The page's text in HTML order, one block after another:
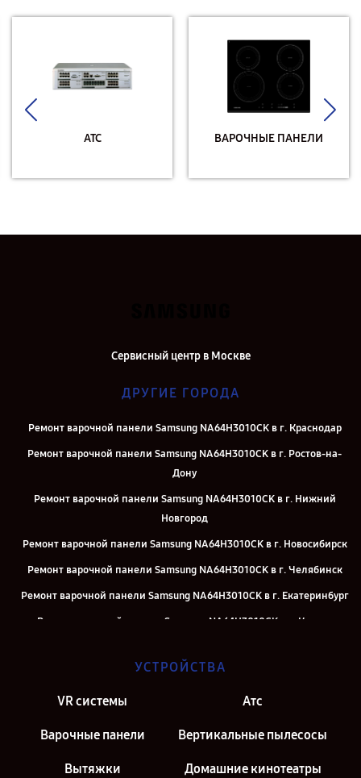
АТС ВАРОЧНЫЕ ПАНЕЛИ
Сервисный центр в Москве
ДРУГИЕ ГОРОДА
Ремонт варочной панели Samsung NA64H3010CK в г. Краснодар
Ремонт варочной панели Samsung NA64H3010CK в г. Ростов-на-
Дону
Ремонт варочной панели Samsung NA64H3010CK в г. Нижний
Новгород
Ремонт варочной панели Samsung NA64H3010CK в г. Новосибирск
Ремонт варочной панели Samsung NA64H3010CK в г. Челябинск
Ремонт варочной панели Samsung NA64H3010CK в г. Екатеринбург
Ремонт варочной панели Samsung NA64H3010CK в г. Казань
Петербург
УСТРОЙСТВА
VR системы Атс
Варочные панели Вертикальные пылесосы
Вытяжки Домашние кинотеатры